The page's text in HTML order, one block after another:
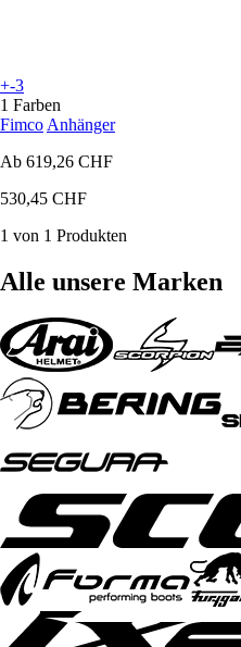
+-3
1 Farben
Fimco Anhänger
Ab 619,26 CHF
530,45 CHF
1 von 1 Produkten
Alle unsere Marken